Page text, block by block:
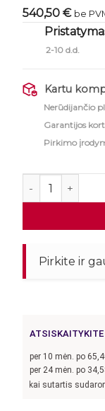
540,50 € be
2-10 d.d.
Kartu
Nerūdijančio
Garantijos
Pirkimo
produkto
Pirkite ir
ATSISKAITYKITE
per 10 mėn. po
per 24 mėn. po
kai sutartis sudaroma